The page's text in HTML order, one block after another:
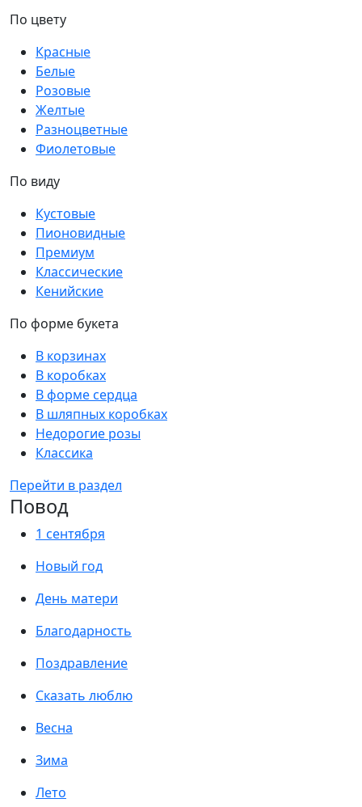
По цвету
Красные
Белые
Розовые
Желтые
Разноцветные
Фиолетовые
По виду
Кустовые
Пионовидные
Премиум
Классические
Кенийские
По форме букета
В корзинах
В коробках
В форме сердца
В шляпных коробках
Недорогие розы
Классика
Перейти в раздел
Повод
1 сентября
Новый год
День матери
Благодарность
Поздравление
Сказать люблю
Весна
Зима
Лето